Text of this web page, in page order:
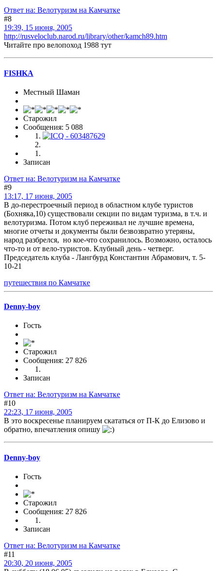
Ответ на: Велотуризм на Камчатке
#8
19:39, 15 июня, 2005
http://rusveloclub.narod.ru/library/other/kamch89.htm
Читайте про велопоход 1988 тут
FISHKA
Местный Шаман
Старожил
Сообщения: 5 088
Записан
Ответ на: Велотуризм на Камчатке
#9
13:17, 17 июня, 2005
В до-перестроечный период в областном клубе туристов
(Бохняка,10) существовали секции по видам туризма, в т.ч. и
велотуризма. Потом клуб переживал не лучшие времена,
многие отчеты и документы были безвозвратно утеряны,
народ разбрелся, но кое-что сохранилось. Возможно, осталось
что-то и от вело-туристов. Клубный день - четверг.
Председатель клуба - Лангбурд Константин Абрамович, т. 5-
10-21
путешествия по Камчатке
Denny-boy
Гость
Старожил
Сообщения: 27 826
Записан
Ответ на: Велотуризм на Камчатке
#10
22:23, 17 июня, 2005
В это воскресенье планируем скататься от П-К до Елизово и
обратно, впечатления опишу
Denny-boy
Гость
Старожил
Сообщения: 27 826
Записан
Ответ на: Велотуризм на Камчатке
#11
20:30, 20 июня, 2005